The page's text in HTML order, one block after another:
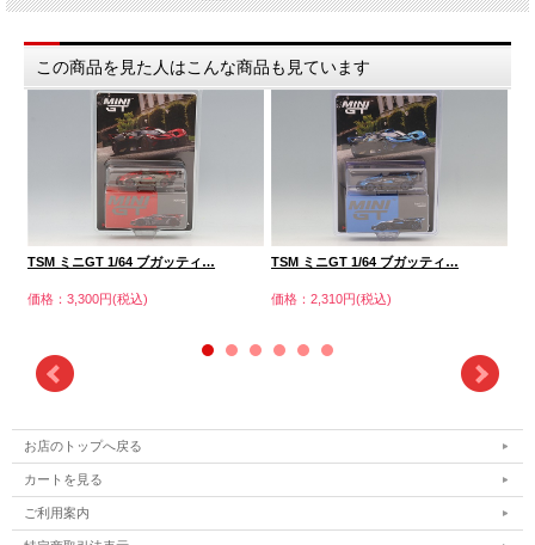
この商品を見た人はこんな商品も見ています
TSM ミニGT 1/64 ブガッティ…
価格：3,300円(税込)
TSM ミニGT 1/64 ブガッティ…
価格：2,310円(税込)
お店のトップへ戻る
カートを見る
ご利用案内